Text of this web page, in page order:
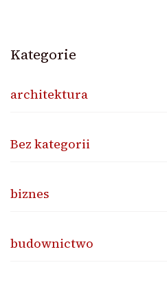
Kategorie
architektura
Bez kategorii
biznes
budownictwo